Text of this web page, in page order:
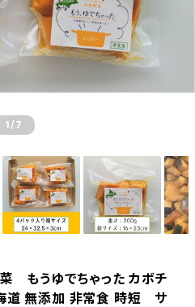
1 /7
もうゆでちゃった カボチ
無添加 非常食 時短 サ